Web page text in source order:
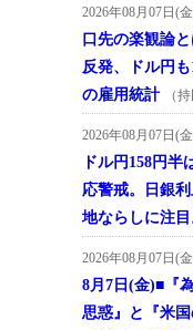
2026年08月07日(
口先の楽観論
反発、ドル円
の雇用統計
（
2026年08月07日(
ドル円158円
応警戒。日銀
地ならしに注目
2026年08月07日(
8月7日(金)■『
思惑』と『米